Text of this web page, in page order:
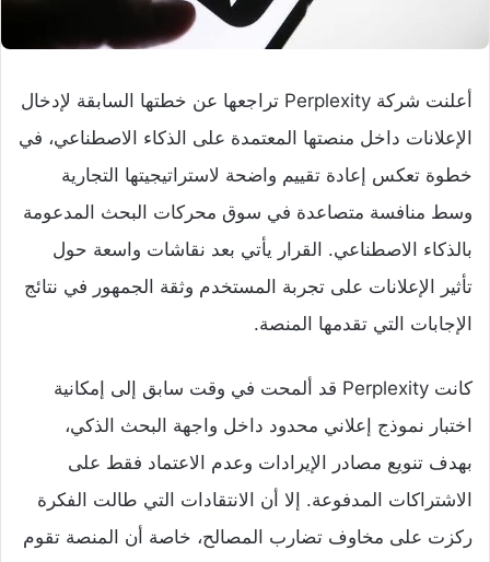
أعلنت شركة Perplexity تراجعها عن خطتها السابقة لإدخال
الإعلانات داخل منصتها المعتمدة على الذكاء الاصطناعي، في
خطوة تعكس إعادة تقييم واضحة لاستراتيجيتها التجارية
وسط منافسة متصاعدة في سوق محركات البحث المدعومة
بالذكاء الاصطناعي. القرار يأتي بعد نقاشات واسعة حول
تأثير الإعلانات على تجربة المستخدم وثقة الجمهور في نتائج
الإجابات التي تقدمها المنصة.
كانت Perplexity قد ألمحت في وقت سابق إلى إمكانية
اختبار نموذج إعلاني محدود داخل واجهة البحث الذكي،
بهدف تنويع مصادر الإيرادات وعدم الاعتماد فقط على
الاشتراكات المدفوعة. إلا أن الانتقادات التي طالت الفكرة
ركزت على مخاوف تضارب المصالح، خاصة أن المنصة تقوم